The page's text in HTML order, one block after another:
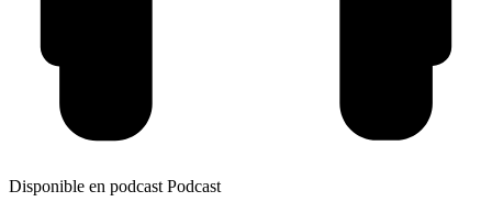
Disponible en podcast Podcast